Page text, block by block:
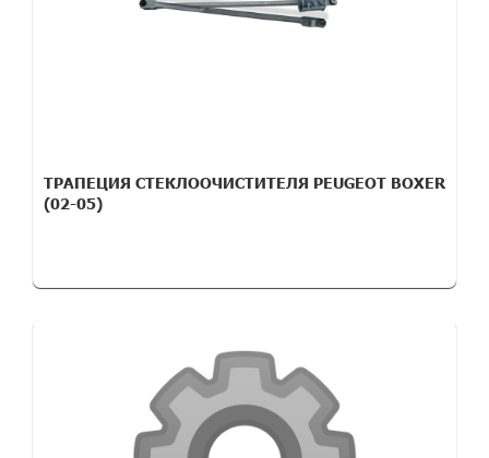
ТРАПЕЦИЯ СТЕКЛООЧИСТИТЕЛЯ PEUGEOT BOXER
(02-05)